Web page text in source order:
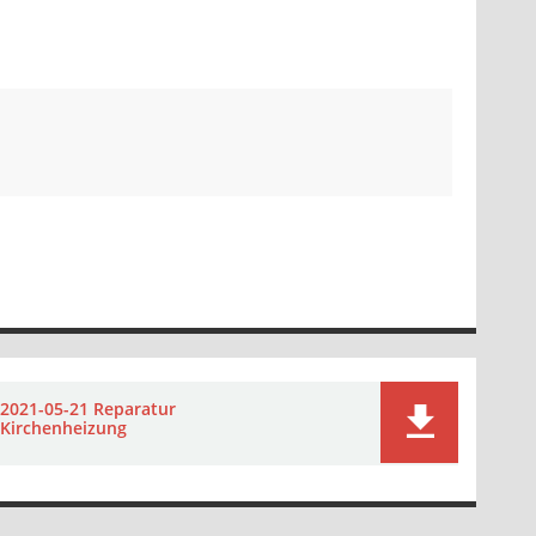
2021-05-21 Reparatur
Kirchenheizung